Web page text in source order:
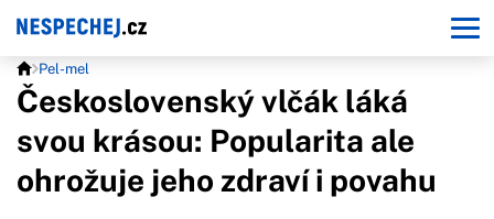
Pel-mel
Československý vlčák láká
svou krásou: Popularita ale
ohrožuje jeho zdraví i povahu